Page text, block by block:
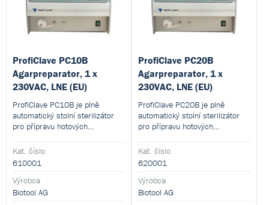
ProfiClave PC10B
Agarpreparator, 1 x
230VAC, LNE (EU)
ProfiClave PC10B je plně
automatický stolní sterilizátor
pro přípravu hotových
přípravu 9 l média v jedné
dávce a její následné
rozpipetování do Petriho misek,
zkumavek či lahví.
Kat. číslo
610001
Výrobca
Biotool AG
ProfiClave PC20B
Agarpreparator, 1 x
230VAC, LNE (EU)
ProfiClave PC20B je plně
automatický stolní sterilizátor
pro přípravu hotových
přípravu 16 l média v jedné
dávce a její následné rozplnění
do Petriho misek, zkumavek či
lahví.
Kat. číslo
620001
Výrobca
Biotool AG